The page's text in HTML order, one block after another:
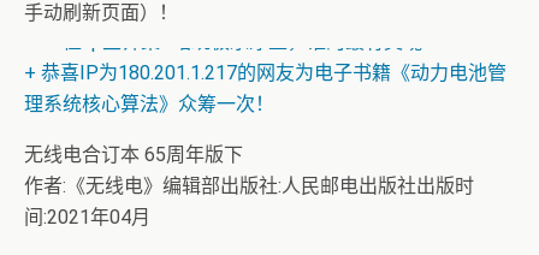
手动刷新页面）！
+ 恭喜IP为180.201.1.217的网友为电子书籍《动力电池管
理系统核心算法》众筹一次！
无线电合订本 65周年版下
作者:《无线电》编辑部出版社:人民邮电出版社出版时
间:2021年04月